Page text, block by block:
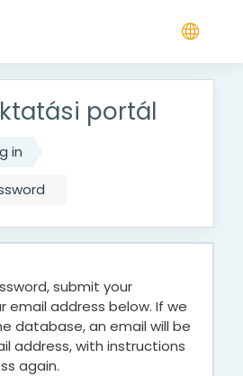
portál
in
submit your
email address below. If we
database, an email will be
address, with instructions
again.